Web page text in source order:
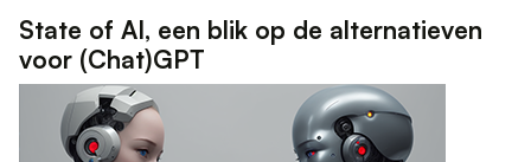
State of AI, een blik op de alternatieven
voor (Chat)GPT